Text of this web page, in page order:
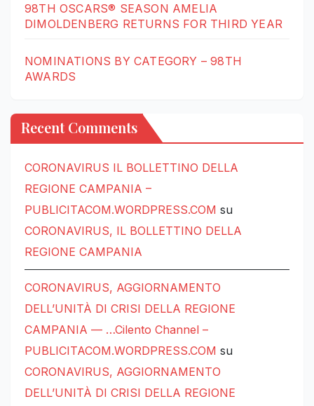
98TH OSCARS® SEASON AMELIA
DIMOLDENBERG RETURNS FOR THIRD YEAR
NOMINATIONS BY CATEGORY – 98TH
AWARDS
Recent Comments
CORONAVIRUS IL BOLLETTINO DELLA
REGIONE CAMPANIA –
PUBLICITACOM.WORDPRESS.COM su
CORONAVIRUS, IL BOLLETTINO DELLA
REGIONE CAMPANIA
CORONAVIRUS, AGGIORNAMENTO
DELL’UNITÀ DI CRISI DELLA REGIONE
CAMPANIA — …Cilento Channel –
PUBLICITACOM.WORDPRESS.COM su
CORONAVIRUS, AGGIORNAMENTO
DELL’UNITÀ DI CRISI DELLA REGIONE